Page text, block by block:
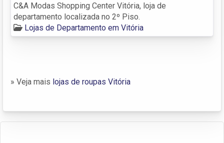
C&A Modas Shopping Center Vitória, loja de
departamento localizada no 2º Piso.
Lojas de Departamento em Vitória
» Veja mais lojas de roupas Vitória